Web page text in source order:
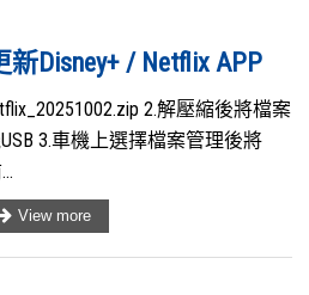
Disney+ / Netflix APP
2.解壓縮後將檔案
3.車機上選擇檔案管理後將